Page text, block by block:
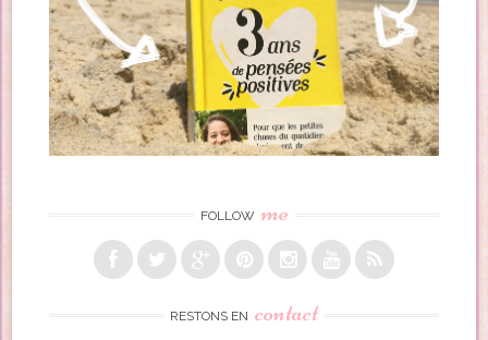
FOLLOW me
RESTONS EN contact